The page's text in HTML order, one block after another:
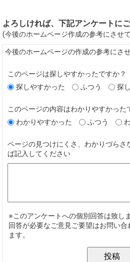
よろしければ、下記アンケートに
(今後のホームページ作成の参考にさせ
今後のホームページの作成の参考にさ
このページは探しやすかったですか？
探しやすかった ふつう 探
このページの内容はわかりやすかっ
わかりやすかった ふつう
ページの見つけにくさ、わかりづらさ
ば記入してください
※このアンケートへの個別回答は致しま
回答が必要なご意見ご要望はお問い
ます。